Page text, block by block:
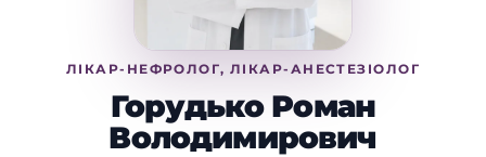
ЛІКАР-НЕФРОЛОГ, ЛІКАР-АНЕСТЕЗІОЛОГ
Горудько Роман
Володимирович